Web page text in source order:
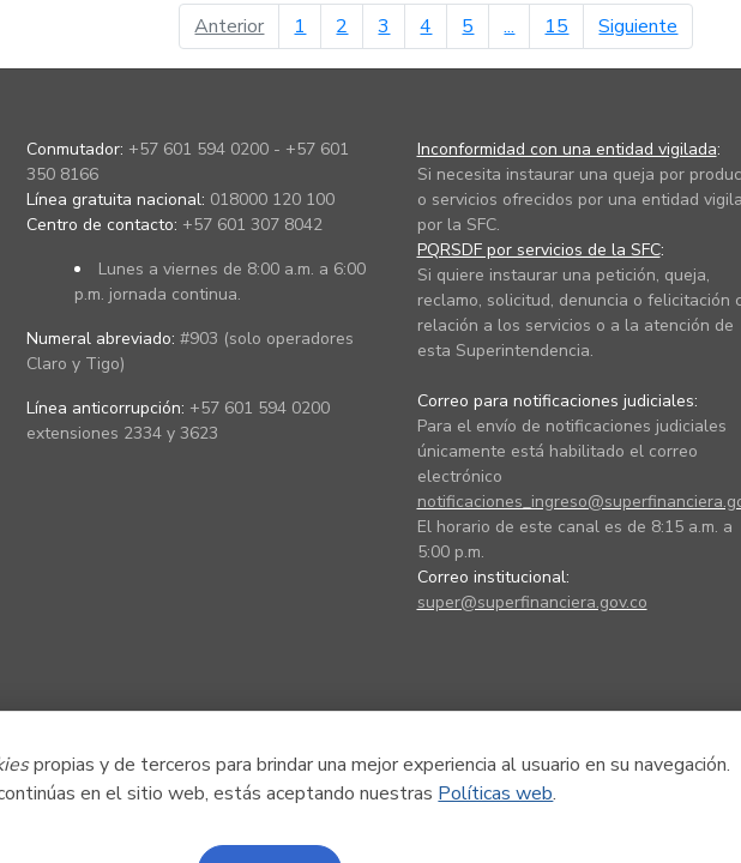
propias y de terceros para brindar una mejor experiencia al usuario en su navegación.
en el sitio web, estás aceptando nuestras Políticas web.
Anteriorpágina anterior
1 2 3 4 5 ... 15 Siguiente
Conmutador: +57 601 594 0200 - +57 601
350 8166
Línea gratuita nacional: 018000 120 100
Centro de contacto: +57 601 307 8042
Lunes a viernes de 8:00 a.m. a 6:00
p.m. jornada continua.
Numeral abreviado: #903 (solo operadores
Claro y Tigo)
Línea anticorrupción: +57 601 594 0200
extensiones 2334 y 3623
Inconformidad con una entidad vigilada:
Si necesita instaurar una queja por
o servicios ofrecidos por una entidad
por la SFC.
PQRSDF por servicios de la SFC:
Si quiere instaurar una petición, queja,
reclamo, solicitud, denuncia o felicitación
relación a los servicios o a la atención de
esta Superintendencia.
Correo para notificaciones judiciales:
Para el envío de notificaciones judiciales
únicamente está habilitado el correo
electrónico
El horario de este canal es de 8:15 a.m. a
5:00 p.m.
Correo institucional:
super@superfinanciera.gov.co